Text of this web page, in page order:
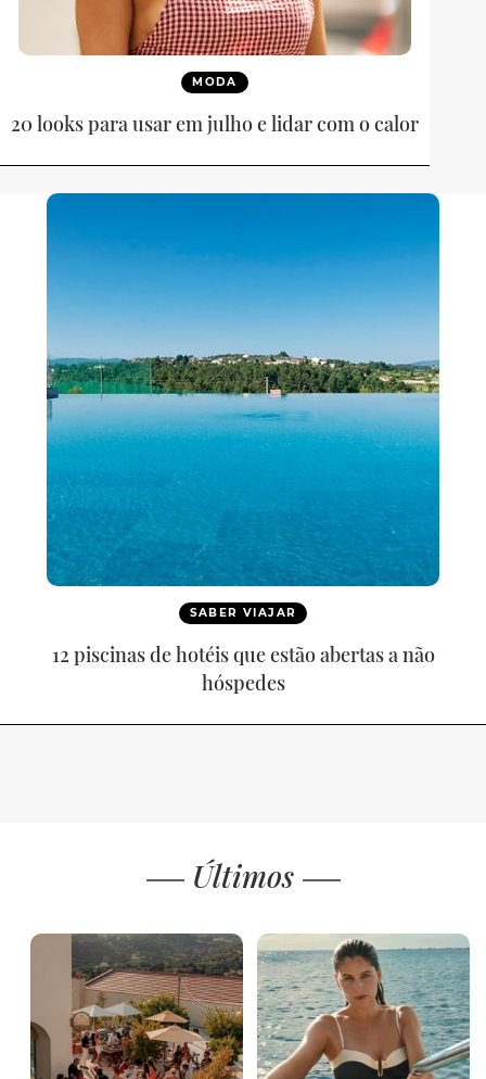
MODA
20 looks para usar em julho e lidar com o calor
SABER VIAJAR
12 piscinas de hotéis que estão abertas a não
hóspedes
Últimos